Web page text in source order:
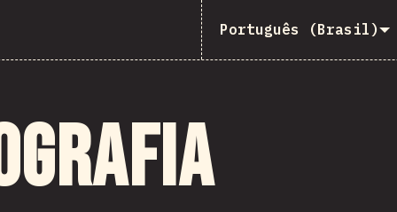
Português (Brasil)